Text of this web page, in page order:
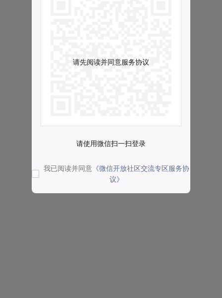
请先阅读并同意服务协议
请使用微信扫一扫登录
我已阅读并同意 《微信开放社区交流专区服务协
议》